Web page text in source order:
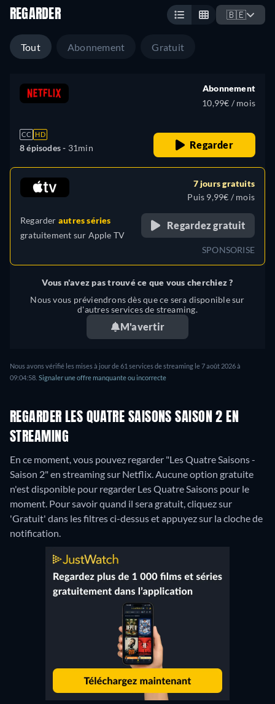
REGARDER 🇧🇪
Tout Abonnement Gratuit
CC HD
8 épisodes - 31min
Abonnement
10,99€ / mois
Regarder
Regarder autres séries
gratuitement sur Apple TV
7 jours gratuits
Puis 9,99€ / mois
Regardez gratuit
SPONSORISE
Vous n'avez pas trouvé ce que vous cherchiez ?
Nous vous préviendrons dès que ce sera disponible sur
d'autres services de streaming.
M'avertir
Nous avons vérifié les mises à jour de 61 services de streaming le 7 août 2026 à
09:04:58. Signaler une offre manquante ou incorrecte
REGARDER LES QUATRE SAISONS SAISON 2 EN
STREAMING
En ce moment, vous pouvez regarder "Les Quatre Saisons -
Saison 2" en streaming sur Netflix. Aucune option gratuite
n'est disponible pour regarder Les Quatre Saisons pour le
moment. Pour savoir quand il sera gratuit, cliquez sur
'Gratuit' dans les filtres ci-dessus et appuyez sur la cloche de
notification.